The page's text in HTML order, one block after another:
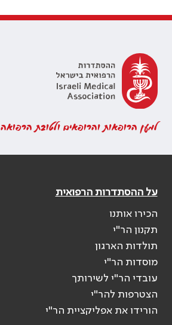
למען הרופאות והרופאים ולטובת הרפואה
על ההסתדרות הרפואית
הכירו אותנו
תקנון הר"י
תולדות הארגון
מוסדות הר"י
עובדי הר"י לשירותך
הצטרפות להר"י
הורידו את אפליקציית הר"י